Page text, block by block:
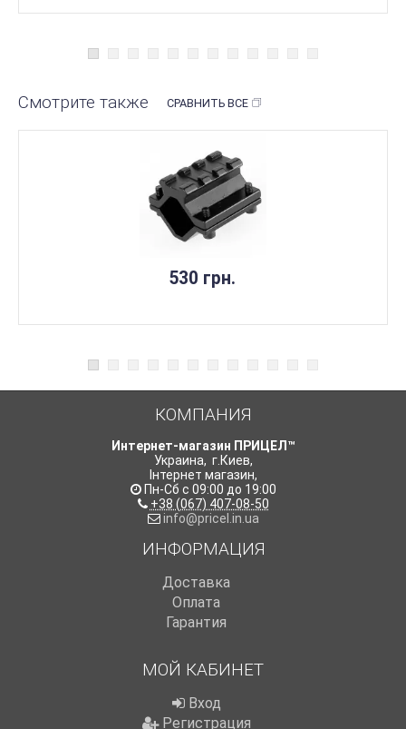
Смотрите также СРАВНИТЬ ВСЕ
530 грн.
КОМПАНИЯ
Интернет-магазин ПРИЦЕЛ™
Украина, г.Киев,
Інтернет магазин,
Пн-Сб с 09:00 до 19:00
+38 (067) 407-08-50
info@pricel.in.ua
ИНФОРМАЦИЯ
Доставка
Оплата
Гарантия
МОЙ КАБИНЕТ
Вход
Регистрация